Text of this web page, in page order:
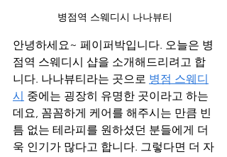
병점역 스웨디시 나나뷰티
안녕하세요~ 페이퍼박입니다. 오늘은 병
점역 스웨디시 샵을 소개해드리려고 합
니다. 나나뷰티라는 곳으로 병점 스웨디
시 중에는 굉장히 유명한 곳이라고 하는
데요, 꼼꼼하게 케어를 해주시는 만큼 빈
틈 없는 테라피를 원하셨던 분들에게 더
욱 인기가 많다고 합니다. 그렇다면 더 자